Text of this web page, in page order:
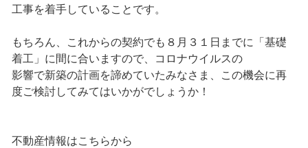
工事を着手していることです。
もちろん、これからの契約でも８月３１日までに「基礎
着工」に間に合いますので、コロナウイルスの
影響で新築の計画を諦めていたみなさま、この機会に再
度ご検討してみてはいかがでしょうか！
不動産情報はこちらから